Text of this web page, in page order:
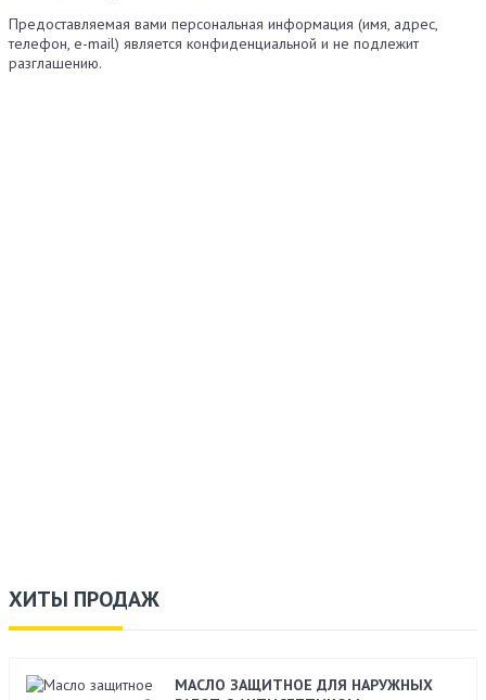
ХИТЫ ПРОДАЖ
МАСЛО ЗАЩИТНОЕ ДЛЯ НАРУЖНЫХ
Предоставляемая вами персональная информация (имя, адрес,
телефон, e-mail) является конфиденциальной и не подлежит
разглашению.